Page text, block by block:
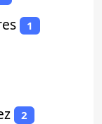
1
2